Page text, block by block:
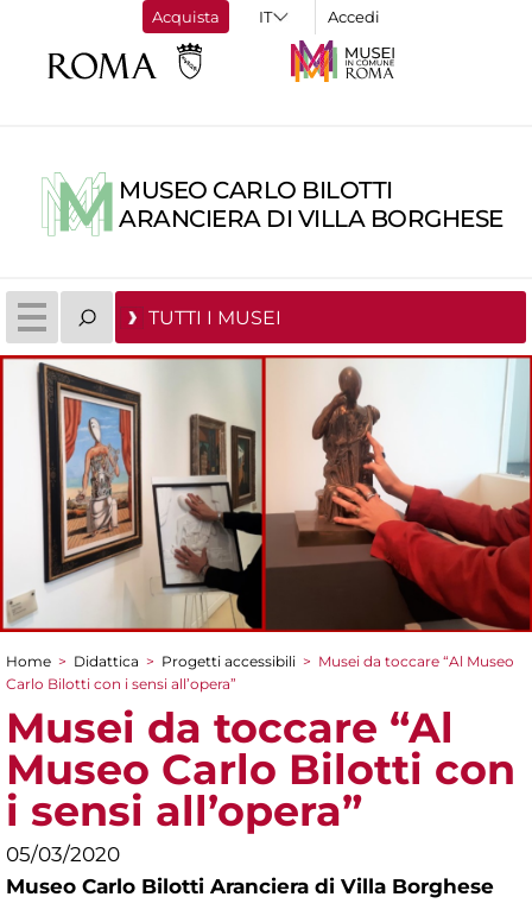
Acquista Accedi
MUSEO CARLO BILOTTI
ARANCIERA DI VILLA BORGHESE
TUTTI I MUSEI
Tu sei qui
Home > Didattica > Progetti accessibili > Musei da toccare “Al Museo
Carlo Bilotti con i sensi all’opera”
Musei da toccare “Al
Museo Carlo Bilotti con
i sensi all’opera”
05/03/2020
Museo Carlo Bilotti Aranciera di Villa Borghese